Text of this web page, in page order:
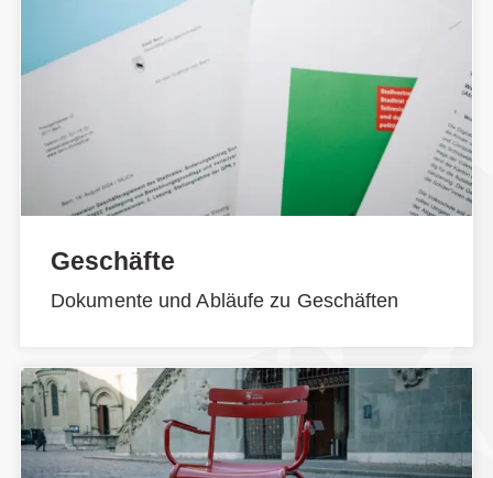
Geschäfte
Dokumente und Abläufe zu Geschäften